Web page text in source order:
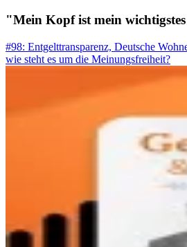
"Mein Kopf ist mein
#98: Entgelttransparenz, Deutsche
wie steht es um die Meinungsfreiheit?